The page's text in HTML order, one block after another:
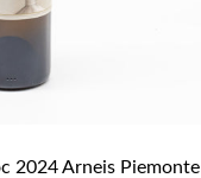
2024 Arneis Piemonte